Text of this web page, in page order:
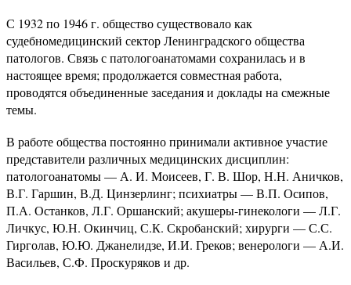
С 1932 по 1946 г. общество существовало как
судебномедицинский сектор Ленинградского общества
патологов. Связь с патологоанатомами сохранилась и в
настоящее время; продолжается совместная работа,
проводятся объединенные заседания и доклады на смежные
темы.
В работе общества постоянно принимали активное участие
представители различных медицинских дисциплин:
патологоанатомы — А. И. Моисеев, Г. В. Шор, Н.Н. Аничков,
В.Г. Гаршин, В.Д. Цинзерлинг; психиатры — В.П. Осипов,
П.А. Останков, Л.Г. Оршанский; акушеры-гинекологи — Л.Г.
Личкус, Ю.Н. Окинчиц, С.К. Скробанский; хирурги — С.С.
Гирголав, Ю.Ю. Джанелидзе, И.И. Греков; венерологи — А.И.
Васильев, С.Ф. Проскуряков и др.